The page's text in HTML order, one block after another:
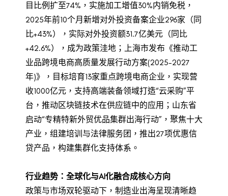
目比例扩至74%，实施加工增值30%内销免税，
2025年前10个月新增对外投资备案企业296家（同
比+43%），实际对外投资额31.7亿美元（同比
+42.6%），成为政策洼地；上海市发布《推动工
业品跨境电商高质量发展行动方案(2025-2027
年)》，目标培育13家重点跨境电商企业，实现营
收1000亿元，支持高端装备领域打造“云采购”平
台，推动区块链技术在供应链中的应用；山东省
启动“专精特新外贸优品集群出海行动”，聚焦十大
产业，组建培训与法律服务团，推出27项优惠信
贷产品，构建集群化支持体系。
行业趋势：全球化与AI化融合成核心方向
政策与市场双轮驱动下，制造业出海呈现清晰趋